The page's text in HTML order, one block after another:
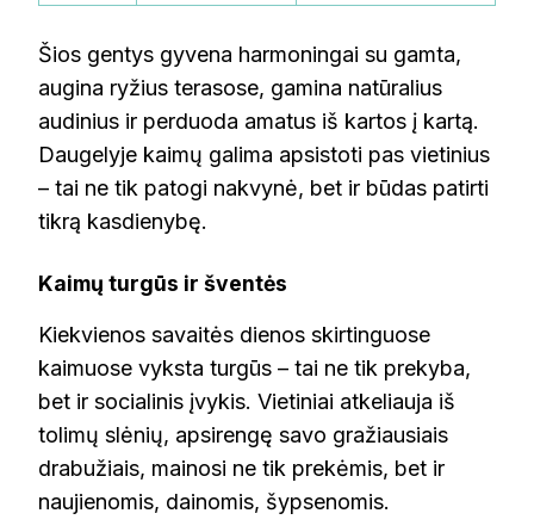
Šios gentys gyvena harmoningai su gamta,
augina ryžius terasose, gamina natūralius
audinius ir perduoda amatus iš kartos į kartą.
Daugelyje kaimų galima apsistoti pas vietinius
– tai ne tik patogi nakvynė, bet ir būdas patirti
tikrą kasdienybę.
Kaimų turgūs ir šventės
Kiekvienos savaitės dienos skirtinguose
kaimuose vyksta turgūs – tai ne tik prekyba,
bet ir socialinis įvykis. Vietiniai atkeliauja iš
tolimų slėnių, apsirengę savo gražiausiais
drabužiais, mainosi ne tik prekėmis, bet ir
naujienomis, dainomis, šypsenomis.